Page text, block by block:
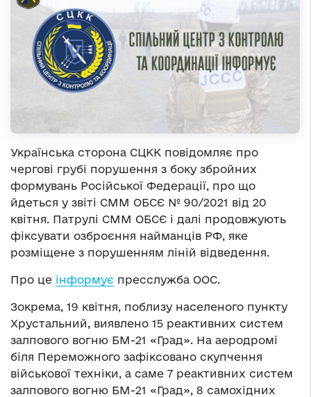
Українська сторона СЦКК повідомляє про
чергові грубі порушення з боку збройних
формувань Російської Федерації, про що
йдеться у звіті СММ ОБСЄ № 90/2021 від 20
квітня. Патрулі СММ ОБСЄ і далі продовжують
фіксувати озброєння найманців РФ, яке
розміщене з порушенням ліній відведення.
Про це інформує пресслужба ООС.
Зокрема, 19 квітня, поблизу населеного пункту
Хрустальний, виявлено 15 реактивних систем
залпового вогню БМ-21 «Град». На аеродромі
біля Переможного зафіксовано скупчення
військової техніки, а саме 7 реактивних систем
залпового вогню БМ-21 «Град», 8 самохідних